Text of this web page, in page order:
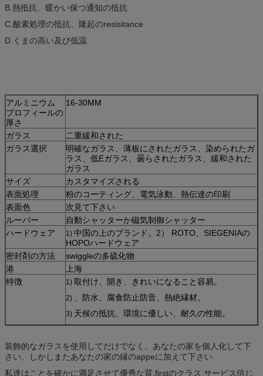
B.熱抵抗、暖かい保つ通知の抵抗
C.酸素処理の抵抗、隆起のresisitance
D.くまの高い及び低温
アルミニウム
プロフィールの
厚さ
16-30MM
ガラス
二重緩和された
ガラス選択
明確なガラス、薄板にされたガラス、染められたガ
ラス、低Eガラス、曇らされたガラス、緩和された
ガラス
サイズ
カスタマイズされる
表面処理
粉のコーティング、電気泳動、熱伝達の印刷
表面色
次見て下さい
ルーバー
自動シャッターか磁気制御シャッター
ハードウェア
1) 中国の上のブランド。2） ROTO、SIEGENIAの
HOPOハードウェア
密封剤の方法
swiggleの多硫化物
港
上海
特徴
1) 取付け、開き、きれいになること容易。
2) 、防水、腐食防止防音、熱絶縁材。
3) 天候の抵抗、環境に優しい、耐久の性能。
装飾的なガラスを使用してだけでなく、あなたの家を個人化して下
さい、しかしまたあなたの家の縁のappeに加えて下さい
私達はことを確かに満足させて優秀な質.firstのクラス サービス信じ